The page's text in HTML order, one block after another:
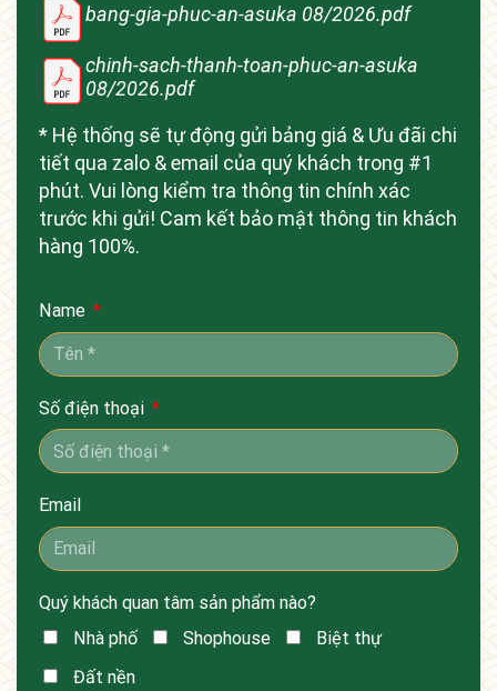
bang-gia-phuc-an-asuka 08/2026.pdf
chinh-sach-thanh-toan-phuc-an-asuka
08/2026.pdf
* Hệ thống sẽ tự động gửi bảng giá & Ưu đãi chi
tiết qua zalo & email của quý khách trong #1
phút. Vui lòng kiểm tra thông tin chính xác
trước khi gửi! Cam kết bảo mật thông tin khách
hàng 100%.
Name
Số điện thoại
Email
Quý khách quan tâm sản phẩm nào?
Nhà phố
Shophouse
Biệt thự
Đất nền